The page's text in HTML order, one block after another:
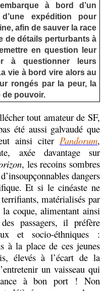
à bord d’un
expédition pour
afin de sauver la race
de détails perturbants à
en question leur
à questionner leurs
vie à bord vire alors au
rongés par la peur, la
de pouvoir.
tout amateur de SF,
été aussi galvaudé que
ainsi citer Pandorum,
axée davantage sur
, les recoins sombres
dangers
Et si le cinéaste ne
matérialisés par
coque, alimentant ainsi
passagers, il préfère
et socio-éthniques :
à la place de ces jeunes
élevés à l’écart de la
un vaisseau qui
à bon port ! Non